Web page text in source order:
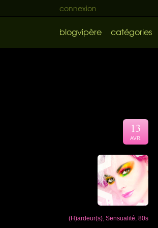
connexion
blogvipère catégories
13
AVR.
(H)ardeur(s) Sensualité 80s